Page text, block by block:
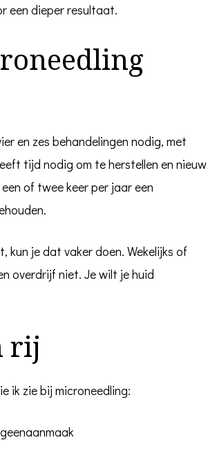
een dieper resultaat.
en zes behandelingen nodig, met
tijd nodig om te herstellen en nieuw
of twee keer per jaar een
kun je dat vaker doen. Wekelijks of
overdrijf niet. Je wilt je huid
rij
ik zie bij microneedling: